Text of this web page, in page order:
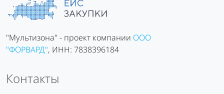
Контакты
"Мультизона" - проект компании ООО
"ФОРВАРД", ИНН: 7838396184